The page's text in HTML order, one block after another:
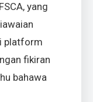
yang
platform
fikiran
bahawa